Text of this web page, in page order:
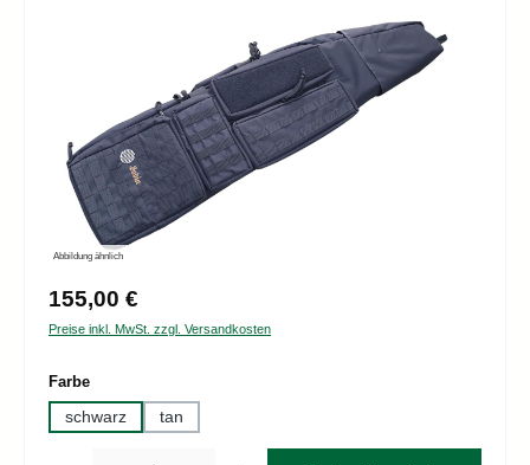
Abbildung ähnlich
Regulärer Preis:
155,00 €
Preise inkl. MwSt. zzgl. Versandkosten
Farbeauswählen
schwarz tan